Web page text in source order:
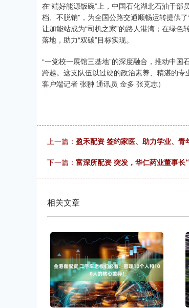
在“端好能源饭碗”上，中国石化湖北石油干
档、不脱销”，为全国公路交通顺畅运转提供了
让加能站成为“司机之家”的路人港湾；在绿
落地，助力“双碳”目标实现。
“一党校一展馆三基地”的深度融合，推动中国
跨越。这支队伍以过硬的政治素养、精湛的
客户端记者 张翀 通讯员 金多 张克志）
上一篇： 盈禾配资 签约家医、助力学业、
下一篇： 富深所配资 突发，华仁药业董事
相关文章